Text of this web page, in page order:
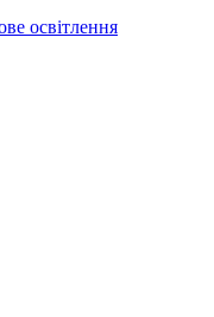
освітлення